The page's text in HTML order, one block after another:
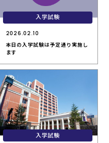
2026.02.10
入学試験
本日の入学試験は予定通り実施し
ます
入学試験